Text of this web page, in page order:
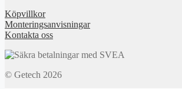
Köpvillkor
Monteringsanvisningar
Kontakta oss
© Getech 2026